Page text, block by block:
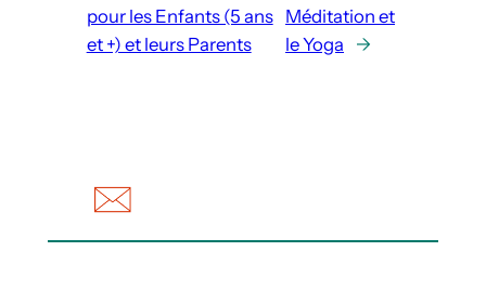
pour les Enfants (5 ans
et +) et leurs Parents
Méditation et
le Yoga
→